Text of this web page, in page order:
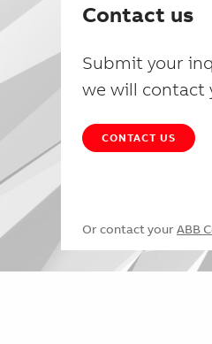
Contact us
Submit your
we will contact
CONTACT US
Or contact your ABB